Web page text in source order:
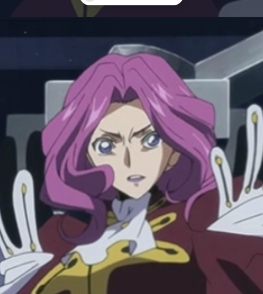
https://manhua.edu.vn/purple-hair-anime-characters